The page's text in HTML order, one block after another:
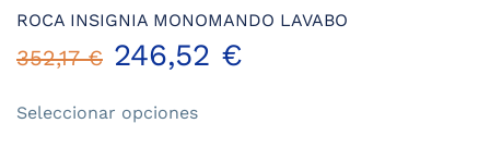
ROCA INSIGNIA MONOMANDO LAVABO
352,17€ 246,52 €
Seleccionar opcionesproducto